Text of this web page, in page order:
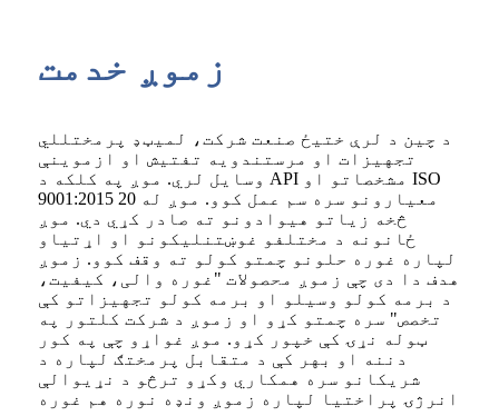
زموږ خدمت
د چین د لرې ختیځ صنعت شرکت، لمیټډ پرمختللي
تجهیزات او مرستندویه تفتیش او ازموینې
وسایل لري. موږ په کلکه د API مشخصاتو او ISO
9001:2015 معیارونو سره سم عمل کوو. موږ له 20
څخه زیاتو هیوادونو ته صادر کړي دي. موږ
ځانونه د مختلفو غوښتنلیکونو او اړتیاو
لپاره غوره حلونو چمتو کولو ته وقف کوو. زموږ
هدف دا دی چې زموږ محصولات "غوره والی، کیفیت،
د برمه کولو وسیلو او برمه کولو تجهیزاتو کې
تخصص" سره چمتو کړو او زموږ د شرکت کلتور په
ټوله نړۍ کې خپور کړو. موږ غواړو چې په کور
دننه او بهر کې د متقابل پرمختګ لپاره د
شریکانو سره همکاري وکړو ترڅو د نړیوالې
انرژۍ پراختیا لپاره زموږ ونډه نوره هم غوره